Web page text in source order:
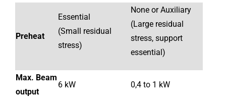
Preheat
Essential
(Small residual
stress)
None or Auxiliary
(Large residual
stress, support
essential)
Max. Beam
output
6 kW 0,4 to 1 kW